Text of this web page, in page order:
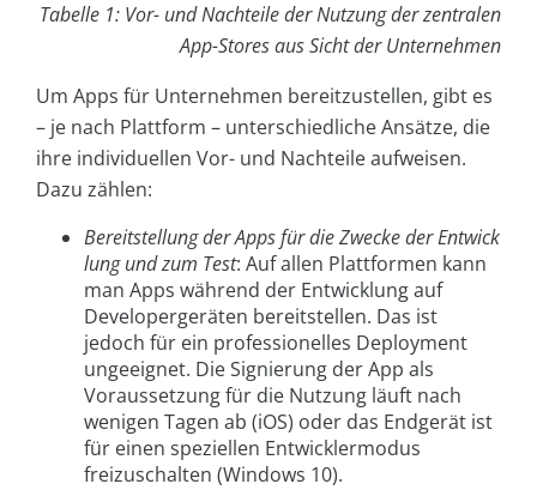
Tabelle 1: Vor- und Nachteile der Nutzung der zentralen
App-Stores aus Sicht der Unternehmen
Um Apps für Unternehmen bereitzustellen, gibt es
– je nach Plattform – unterschiedliche Ansätze, die
ihre individuellen Vor- und Nachteile aufweisen.
Dazu zählen:
Bereitstellung der Apps für die Zwecke der Entwick
lung und zum Test: Auf allen Plattformen kann
man Apps während der Entwicklung auf
Developergeräten bereitstellen. Das ist
jedoch für ein professionelles Deployment
ungeeignet. Die Signierung der App als
Voraussetzung für die Nutzung läuft nach
wenigen Tagen ab (iOS) oder das Endgerät ist
für einen speziellen Entwicklermodus
freizuschalten (Windows 10).